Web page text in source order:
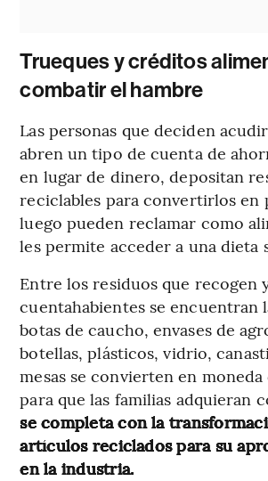
Trueques y créditos
combatir el hambre
Las personas que deciden
abren un tipo de cuenta de
en lugar de dinero, depositan
reciclables para convertirlos en
luego pueden reclamar como
les permite acceder a una dieta
Entre los residuos que recogen
cuentahabientes se encuentran
botas de caucho, envases de
botellas, plásticos, vidrio,
mesas se convierten en
para que las familias adquieran
se completa con la
artículos reciclados para su
en la industria.